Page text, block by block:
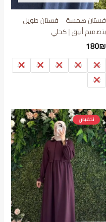
فستان همسة – فستان طويل
بتصميم أنيق | كحلي
180₪
38
40
42
44
46
48
تخفيض